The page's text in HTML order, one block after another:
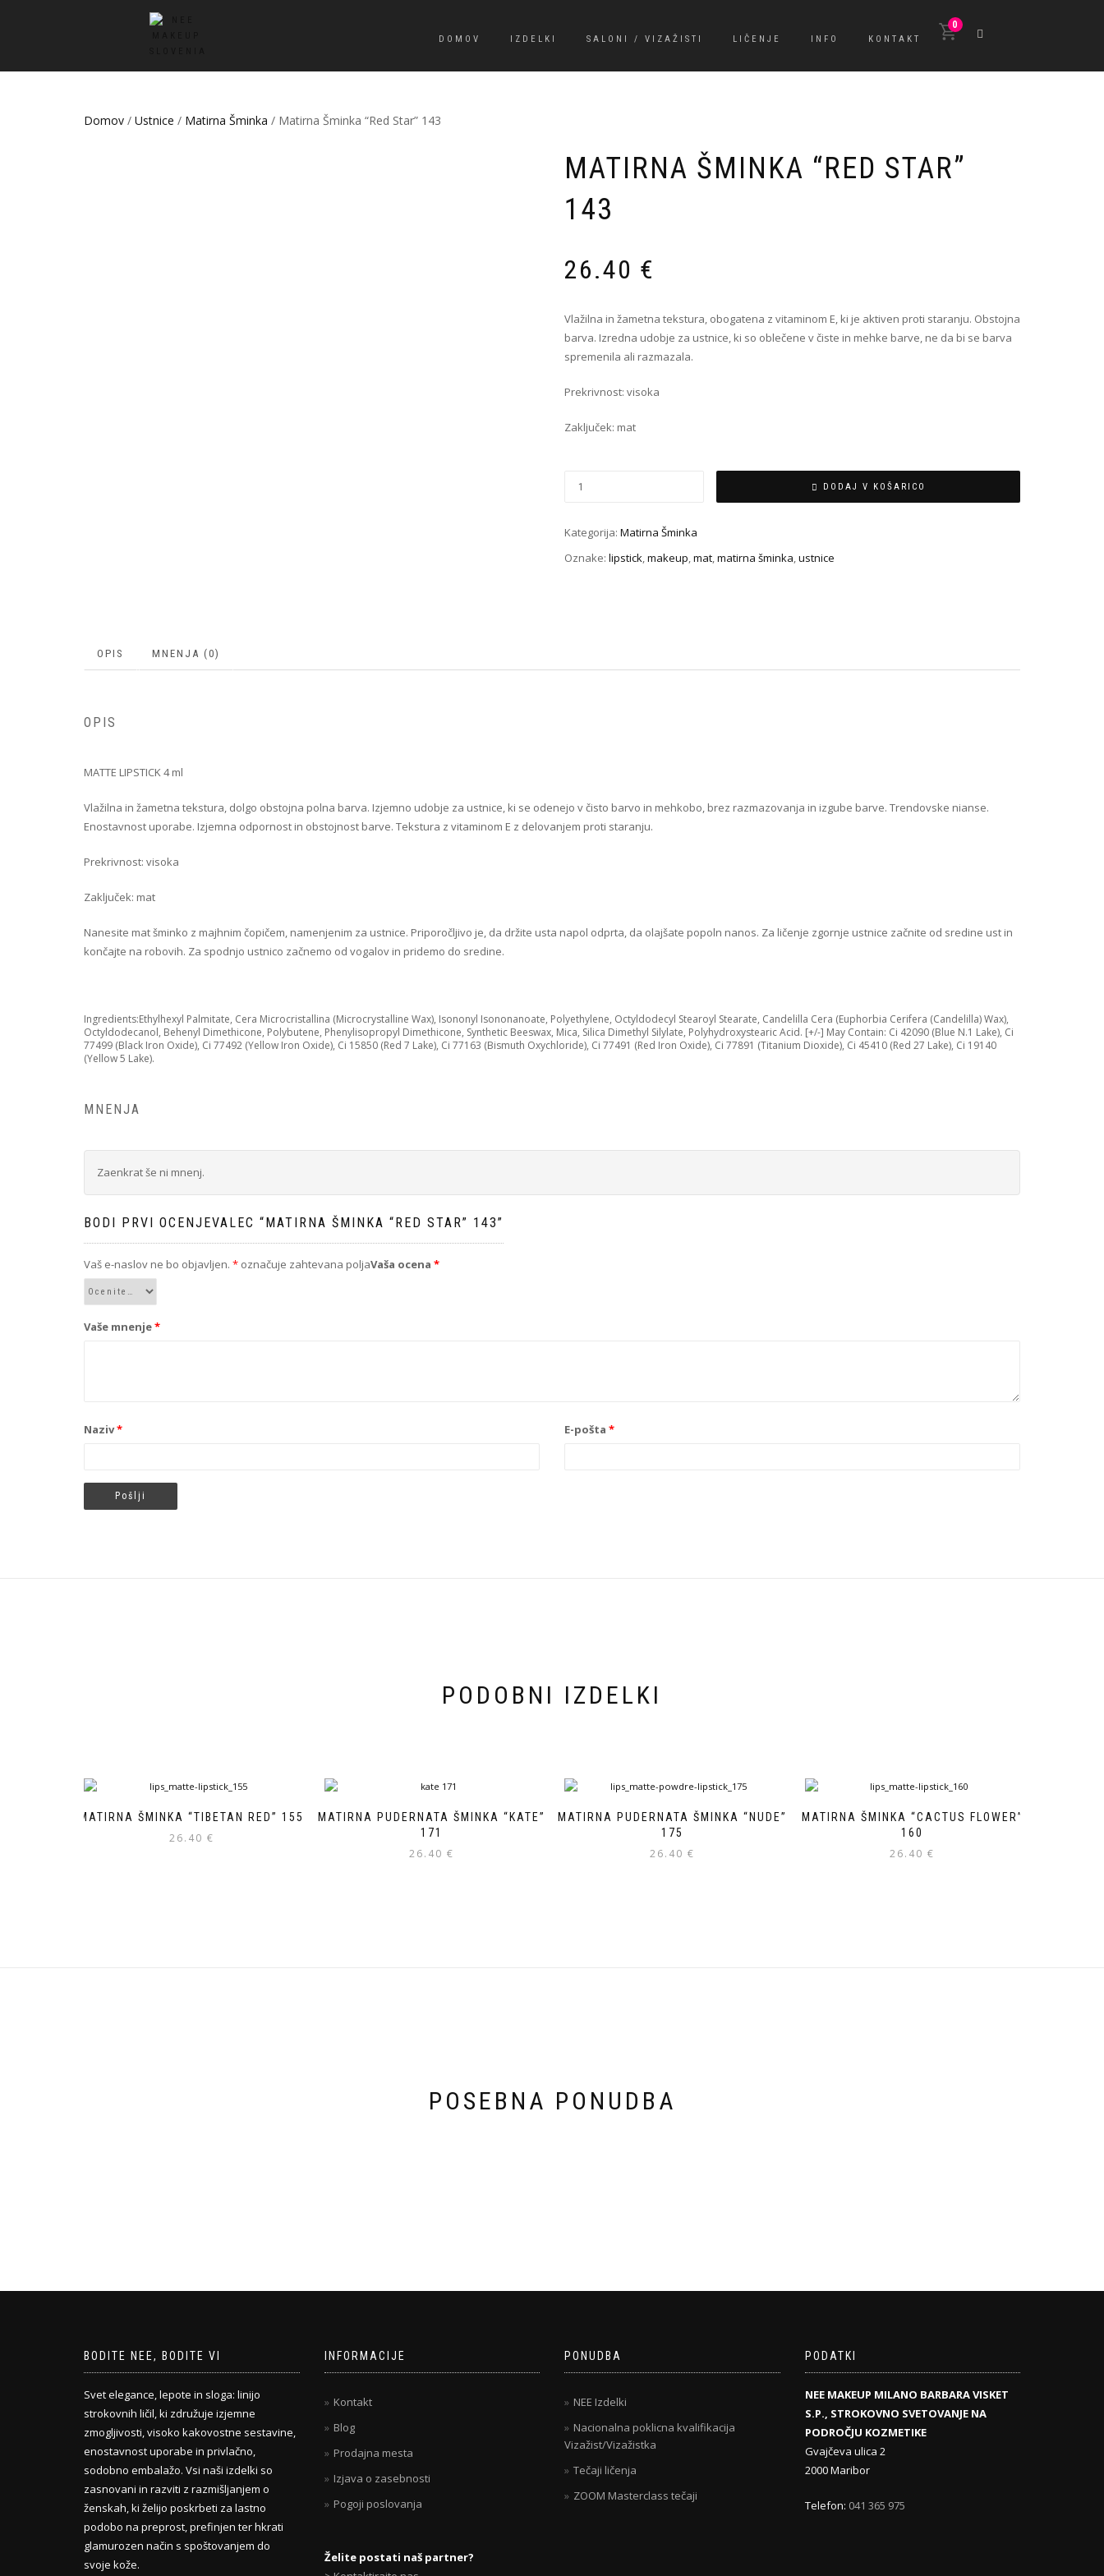
DOMOV IZDELKI SALONI / VIZAŽISTI LIČENJE INFO KONTAKT
0
Domov / Ustnice / Matirna Šminka / Matirna Šminka “Red Star” 143
MATIRNA ŠMINKA “RED STAR”
143
26.40 €
Vlažilna in žametna tekstura, obogatena z vitaminom E, ki je aktiven proti staranju. Obstojna
barva. Izredna udobje za ustnice, ki so oblečene v čiste in mehke barve, ne da bi se barva
spremenila ali razmazala.
Prekrivnost: visoka
Zaključek: mat
DODAJ V KOŠARICO
Kategorija: Matirna Šminka
Oznake: lipstick,makeup,mat,matirna šminka,ustnice
OPIS MNENJA (0)
OPIS
MATTE LIPSTICK 4 ml
Vlažilna in žametna tekstura, dolgo obstojna polna barva. Izjemno udobje za ustnice, ki se odenejo v čisto barvo in mehkobo, brez razmazovanja in izgube barve. Trendovske nianse.
Enostavnost uporabe. Izjemna odpornost in obstojnost barve. Tekstura z vitaminom E z delovanjem proti staranju.
Prekrivnost: visoka
Zaključek: mat
Nanesite mat šminko z majhnim čopičem, namenjenim za ustnice. Priporočljivo je, da držite usta napol odprta, da olajšate popoln nanos. Za ličenje zgornje ustnice začnite od sredine ust in
končajte na robovih. Za spodnjo ustnico začnemo od vogalov in pridemo do sredine.
Ingredients:Ethylhexyl Palmitate, Cera Microcristallina (Microcrystalline Wax), Isononyl Isononanoate, Polyethylene, Octyldodecyl Stearoyl Stearate, Candelilla Cera (Euphorbia Cerifera (Candelilla) Wax),
Octyldodecanol, Behenyl Dimethicone, Polybutene, Phenylisopropyl Dimethicone, Synthetic Beeswax, Mica, Silica Dimethyl Silylate, Polyhydroxystearic Acid. [+/-] May Contain: Ci 42090 (Blue N.1 Lake), Ci
77499 (Black Iron Oxide), Ci 77492 (Yellow Iron Oxide), Ci 15850 (Red 7 Lake), Ci 77163 (Bismuth Oxychloride), Ci 77491 (Red Iron Oxide), Ci 77891 (Titanium Dioxide), Ci 45410 (Red 27 Lake), Ci 19140
(Yellow 5 Lake).
MNENJA
Zaenkrat še ni mnenj.
BODI PRVI OCENJEVALEC “MATIRNA ŠMINKA “RED STAR” 143”
Vaš e-naslov ne bo objavljen. * označuje zahtevana poljaVaša ocena *
Vaše mnenje*
Naziv* E-pošta *
PODOBNI IZDELKI
MATIRNA ŠMINKA “TIBETAN RED” 155
26.40 €
MATIRNA PUDERNATA ŠMINKA “KATE”
171
26.40€
MATIRNA PUDERNATA ŠMINKA “NUDE”
175
26.40 €
MATIRNA ŠMINKA “CACTUS FLOWER”
160
26.40€
POSEBNA PONUDBA
BODITE NEE, BODITE VI
Svet elegance, lepote in sloga: linijo
strokovnih ličil, ki združuje izjemne
zmogljivosti, visoko kakovostne sestavine,
enostavnost uporabe in privlačno,
sodobno embalažo. Vsi naši izdelki so
zasnovani in razviti z razmišljanjem o
ženskah, ki želijo poskrbeti za lastno
podobo na preprost, prefinjen ter hkrati
glamurozen način s spoštovanjem do
svoje kože.
INFORMACIJE
Kontakt
Blog
Prodajna mesta
Izjava o zasebnosti
Pogoji poslovanja
Želite postati naš partner?
PONUDBA
NEE Izdelki
Nacionalna poklicna kvalifikacija
Vizažist/Vizažistka
Tečaji ličenja
ZOOM Masterclass tečaji
PODATKI
NEE MAKEUP MILANO BARBARA VISKET
S.P., STROKOVNO SVETOVANJE NA
PODROČJU KOZMETIKE
Gvajčeva ulica 2
2000 Maribor
Telefon: 041 365 975